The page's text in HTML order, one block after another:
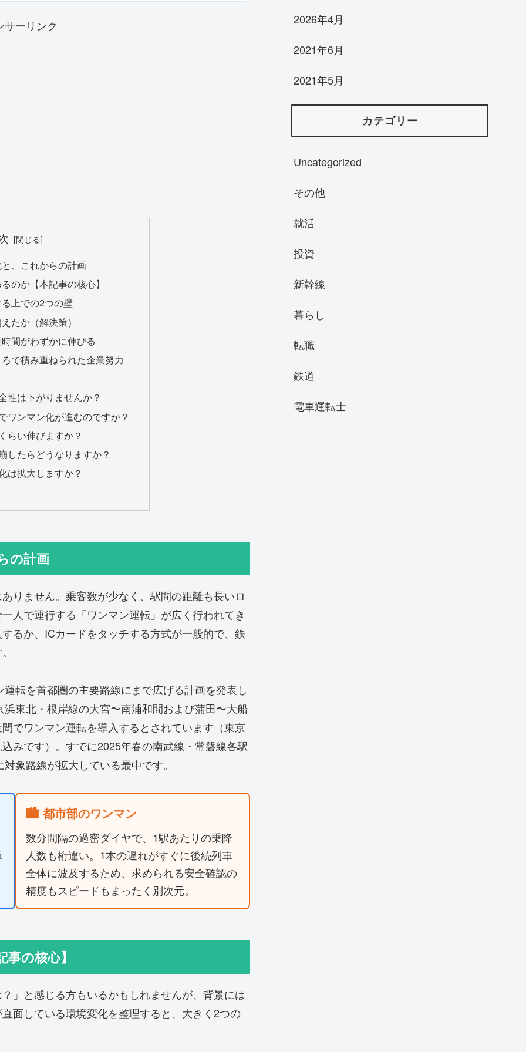
サーリンク
、これからの計画
のか【本記事の核心】
上での2つの壁
たか（解決策）
間がわずかに伸びる
で積み重ねられた企業努力
性は下がりませんか？
ワンマン化が進むのですか？
らい伸びますか？
したらどうなりますか？
は拡大しますか？
の計画
りません。乗客数が少なく、駅間の距離も長いロ
人で運行する「ワンマン運転」が広く行われてき
るか、ICカードをタッチする方式が一般的で、鉄
転を首都圏の主要路線にまで広げる計画を発表し
東北・根岸線の大宮〜南浦和間および蒲田〜大船
でワンマン運転を導入するとされています（東京
みです）。すでに2025年春の南武線・常磐線各駅
象路線が拡大している最中です。
🏙️ 都市部のワンマン
数分間隔の過密ダイヤで、1駅あたりの乗降
人数も桁違い。1本の遅れがすぐに後続列車
全体に波及するため、求められる安全確認の
精度もスピードもまったく別次元。
の核心】
」と感じる方もいるかもしれませんが、背景には
面している環境変化を整理すると、大きく2つの
2026年4月
2021年6月
2021年5月
カテゴリー
Uncategorized
その他
就活
投資
新幹線
暮らし
転職
鉄道
電車運転士